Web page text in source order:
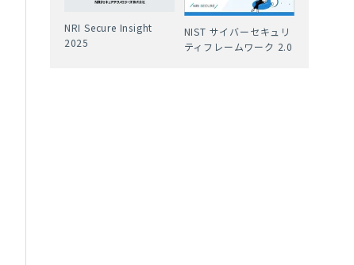
NRI Secure Insight
2025
NIST サイバーセキュリ
ティフレームワーク 2.0